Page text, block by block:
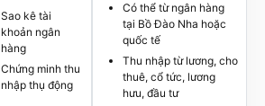
Sao kê tài
khoản ngân
hàng
Chứng minh thu
nhập thụ động
Có thể từ ngân hàng
tại Bồ Đào Nha hoặc
quốc tế
Thu nhập từ lương, cho
thuê, cổ tức, lương
hưu, đầu tư